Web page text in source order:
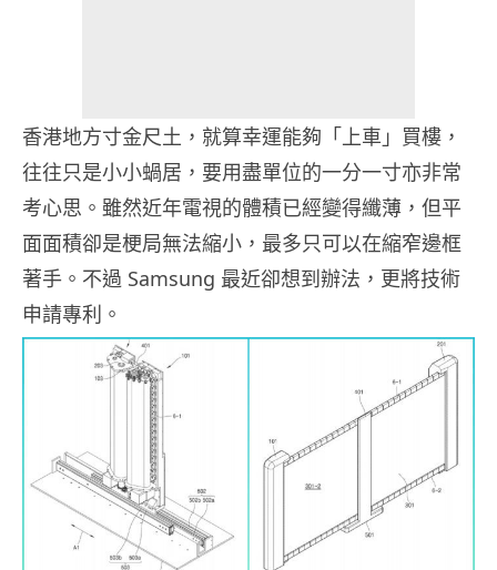
香港地方寸金尺土，就算幸運能夠「上車」買樓，
往往只是小小蝸居，要用盡單位的一分一寸亦非常
考心思。雖然近年電視的體積已經變得纖薄，但平
面面積卻是梗局無法縮小，最多只可以在縮窄邊框
著手。不過 Samsung 最近卻想到辦法，更將技術
申請專利。